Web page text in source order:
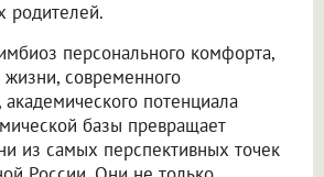
родителей.
персонального комфорта,
жизни, современного
академического потенциала
базы превращает
из самых перспективных точек